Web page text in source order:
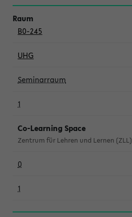
B0-245
UHG
Seminarraum
1
Co-Learning Space
Zentrum für Lehren und Lernen (ZLL)
0
1